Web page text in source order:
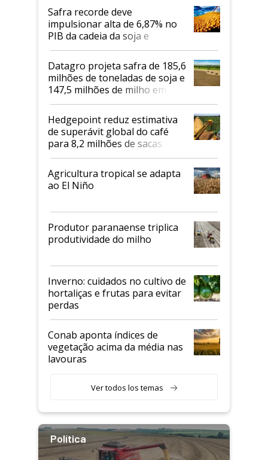
Safra recorde deve
impulsionar alta de 6,87% no
PIB da cadeia da soja e
biodiesel em 2026
Datagro projeta safra de 185,6
milhões de toneladas de soja e
147,5 milhões de milho em
2026/27
Hedgepoint reduz estimativa
de superávit global do café
para 8,2 milhões de sacas
Agricultura tropical se adapta
ao El Niño
Produtor paranaense triplica
produtividade do milho
Inverno: cuidados no cultivo de
hortaliças e frutas para evitar
perdas
Conab aponta índices de
vegetação acima da média nas
lavouras
Ver todos los temas
Política